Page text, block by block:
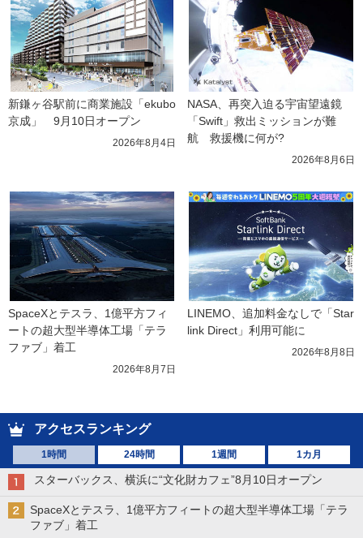
新鎌ヶ谷駅前に商業施設「ekubo
京成」　9月10日オープン
2026年8月4日
NASA、再突入迫る宇宙望遠鏡
「Swift」救出ミッションが難
航　救援機に何が?
2026年8月6日
SpaceXとテスラ、1億平方フィ
ートの超大型半導体工場「テラ
ファブ」着工
2026年8月7日
LINEMO、追加料金なしで「Star
link Direct」利用可能に
2026年8月8日
アクセスランキング
1時間 24時間 1週間 1カ月
スターバックス、横浜に“文化財カフェ”8月10日オープン
SpaceXとテスラ、1億平方フィートの超大型半導体工場「テラ
ファブ」着工